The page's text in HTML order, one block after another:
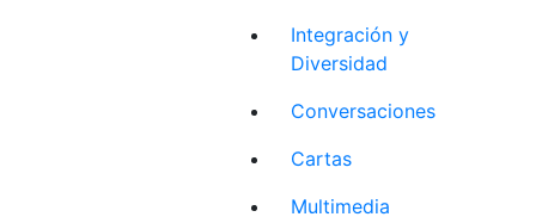
Integración y
Diversidad
Conversaciones
Cartas
Multimedia